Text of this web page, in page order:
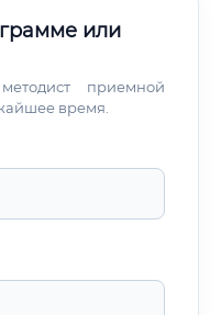
или
приемной
время.